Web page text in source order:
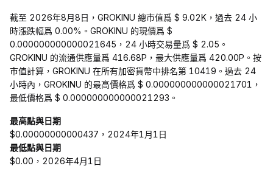
截至 2026年8月8日，GROKINU 總市值爲 $ 9.02K，過去 24 小
時漲跌幅爲 0.00%。GROKINU 的現價爲 $
0.000000000000021645，24 小時交易量爲 $ 2.05。
GROKINU 的流通供應量爲 416.68P，最大供應量爲 420.00P。按
市值計算，GROKINU 在所有加密貨幣中排名第 10419。過去 24
小時內，GROKINU 的最高價格爲 $ 0.000000000000021701，
最低價格爲 $ 0.000000000000021293。
最高點與日期
$0.00000000000437，2024年1月1日
最低點與日期
$0.00，2026年4月1日